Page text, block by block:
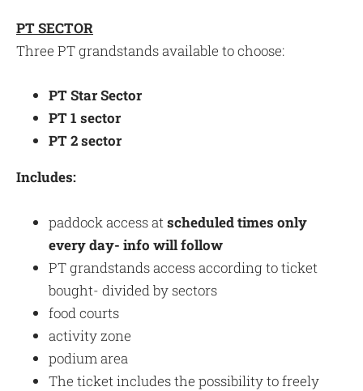
PT SECTOR
Three PT grandstands available to choose:
PT Star Sector
PT 1 sector
PT 2sector
Includes:
paddock access atscheduled times only
every day- info will follow
PT grandstands access according to ticket
bought- divided by sectors
food courts
activity zone
podium area
The ticket includes the possibility to freely